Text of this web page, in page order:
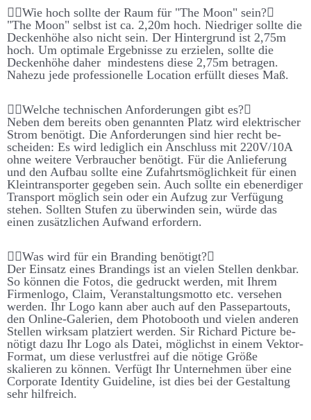
Wie hoch sollte der Raum für "The Moon" sein?
"The Moon" selbst ist ca. 2,20m hoch. Niedriger sollte die
Decken­­höhe also nicht sein. Der Hinter­­grund ist 2,75m
hoch. Um optimale Er­­geb­­nisse zu er­zielen, sollte die
Decken­­höhe daher mindestens diese 2,75m be­­tragen.
Nahe­­zu jede pro­­fessionelle Location er­­füllt dieses Maß.
Welche technischen Anforderungen gibt es?
Neben dem bereits oben ge­nannten Platz wird elektrischer
Strom be­nötigt. Die An­­forder­­ungen sind hier recht be­­
scheiden: Es wird ledig­lich ein An­schluss mit 220V/10A
ohne weitere Ver­braucher be­nötigt. Für die An­liefer­ung
und den Auf­bau sollte eine Zu­fahrts­möglich­keit für einen
Klein­trans­porter ge­geben sein. Auch sollte ein eben­erd­iger
Trans­port möglich sein oder ein Auf­zug zur Ver­füg­ung
stehen. Sollten Stufen zu über­winden sein, würde das
einen zu­sätz­lichen Auf­wand er­fordern.
Was wird für ein Brand­ing be­nötigt?
Der Ein­satz eines Brand­ings ist an vielen Stellen denk­bar.
So können die Fotos, die ge­druckt werden, mit Ihrem
Firmen­logo, Claim, Ver­an­stalt­ungs­motto etc. ver­sehen
werden. Ihr Logo kann aber auch auf den Passe­partouts,
den On­line-Galerien, dem Photo­booth und vielen anderen
Stellen wirk­sam platz­iert werden. Sir Richard Picture be­
nötigt dazu Ihr Logo als Datei, möglichst in einem Vektor-
Format, um diese ver­lust­frei auf die nötige Größe
skalieren zu können. Ver­fügt Ihr Unter­nehmen über eine
Corporate Identity Guide­line, ist dies bei der Ge­stalt­ung
sehr hilf­reich.